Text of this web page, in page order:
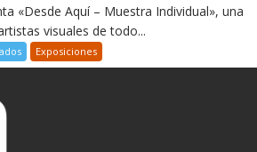
«Desde Aquí – Muestra Individual», una
visuales de todo...
Exposiciones